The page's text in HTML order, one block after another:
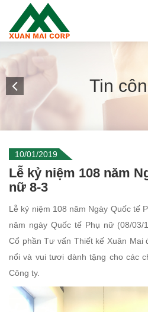
Tin
10/01/2019
Lễ kỷ niệm 108 năm
nữ 8-3
Lễ kỷ niệm 108 năm Ngày Quốc tế
năm ngày Quốc tế Phụ nữ (08/03/
Cổ phần Tư vấn Thiết kế Xuân Mai
nổi và vui tươi dành tặng cho các
Công ty.